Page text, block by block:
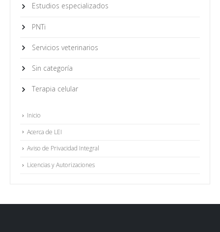
Estudios especializados
PNTi
Servicios veterinarios
Sin categoría
Terapia celular
Inicio
Acerca de LEI
Aviso de Privacidad Integral
Licencias y Autorizaciones